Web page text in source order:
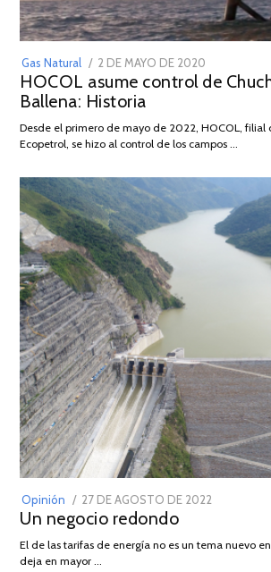
Gas Natural
POSTED
ON
2 DE MAYO DE 2020
DE
2026
HOCOL asume control de
Ballena: Historia
Desde el primero de mayo de 2022, HOCOL, filial
Ecopetrol, se hizo al control de los campos …
Opinión
POSTED
ON
27 DE AGOSTO DE 2022
DE
Un negocio redondo
El de las tarifas de energía no es un tema nuevo
deja en mayor …